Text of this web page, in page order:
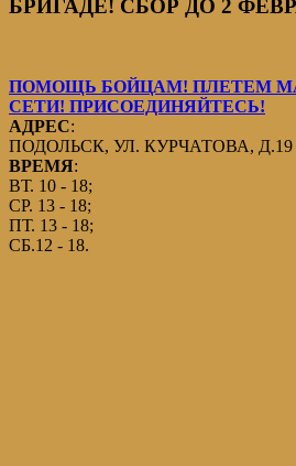
БРИГАДЕ! СБОР ДО 2
ПОМОЩЬ БОЙЦАМ! ПЛЕТЕМ
СЕТИ! ПРИСОЕДИНЯЙТЕСЬ!
АДРЕС:
ПОДОЛЬСК, УЛ. КУРЧАТОВА,
ВРЕМЯ:
ВТ. 10 - 18;
СР. 13 - 18;
ПТ. 13 - 18;
СБ.12 - 18.